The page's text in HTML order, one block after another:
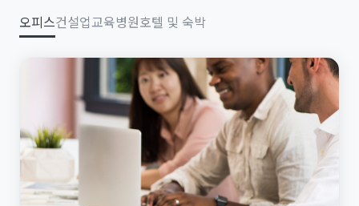
오피스건설업교육병원호텔 및 숙박